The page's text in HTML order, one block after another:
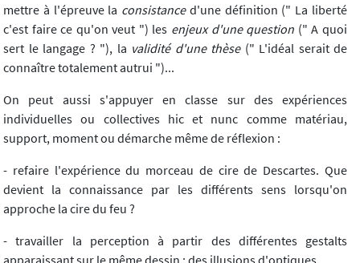
mettre à l'épreuve la consistanced'une définition (" La liberté
c'est faire ce qu'on veut ") les enjeux d'une question (" A quoi
sert le langage ? "), la validité d'une thèse(" L'idéal serait de
connaître totalement autrui ")...
On peut aussi s'appuyer en classe sur des expériences
individuelles ou collectives hic et nunc comme matériau,
support, moment ou démarche même de réflexion :
- refaire l'expérience du morceau de cire de Descartes. Que
devient la connaissance par les différents sens lorsqu'on
approche la cire du feu ?
- travailler la perception à partir des différentes gestalts
apparaissant sur le même dessin ; des illusions d'optiques.